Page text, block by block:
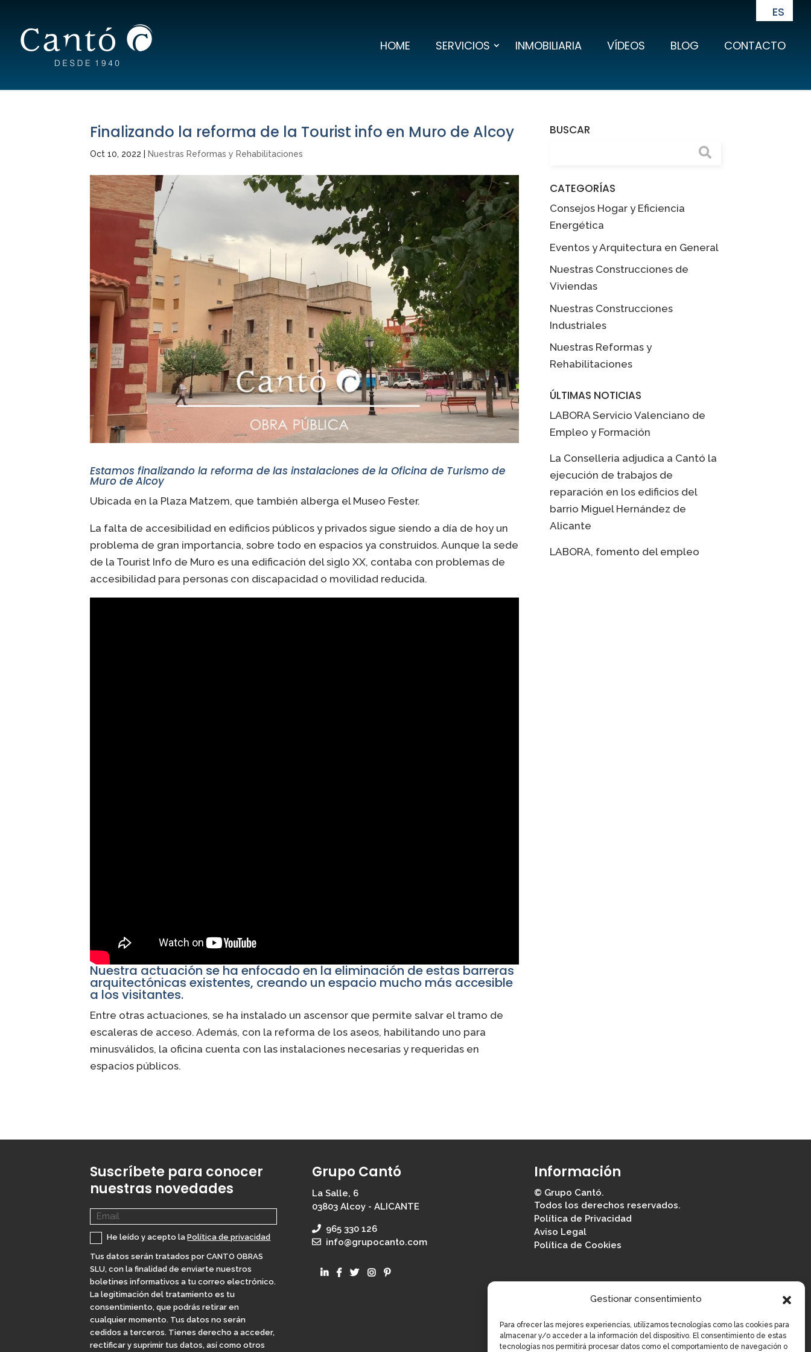
Gestionar consentimiento
Para ofrecer las mejores experiencias, utilizamos tecnologías como las cookies para
almacenar y/o acceder a la información del dispositivo. El consentimiento de estas
tecnologías nos permitirá procesar datos como el comportamiento de navegación o
ES
HOME SERVICIOS INMOBILIARIA VÍDEOS BLOG CONTACTO
Finalizando la reforma de la Tourist info en Muro de Alcoy
Oct 10, 2022 Nuestras Reformas y Rehabilitaciones
Estamos finalizando la reforma de las instalaciones de la Oficina de Turismo de
Muro de Alcoy
Ubicada en la Plaza Matzem, que también alberga el Museo Fester.
La falta de accesibilidad en edificios públicos y privados sigue siendo a día de hoy un
problema de gran importancia, sobre todo en espacios ya construidos. Aunque la sede
de la Tourist Info de Muro es una edificación del siglo XX, contaba con problemas de
accesibilidad para personas con discapacidad o movilidad reducida.
Nuestra actuación se ha enfocado en la eliminación de estas barreras
arquitectónicas existentes, creando un espacio mucho más accesible
a los visitantes.
Entre otras actuaciones, se ha instalado un ascensor que permite salvar el tramo de
escaleras de acceso. Además, con la reforma de los aseos, habilitando uno para
minusválidos, la oficina cuenta con las instalaciones necesarias y requeridas en
espacios públicos.
BUSCAR
CATEGORÍAS
Consejos Hogar y Eficiencia
Energética
Eventos y Arquitectura en General
Nuestras Construcciones de
Viviendas
Nuestras Construcciones
Industriales
Nuestras Reformas y
Rehabilitaciones
ÚLTIMAS NOTICIAS
LABORA Servicio Valenciano de
Empleo y Formación
La Conselleria adjudica a Cantó la
ejecución de trabajos de
reparación en los edificios del
barrio Miguel Hernández de
Alicante
LABORA, fomento del empleo
Suscríbete para conocer
nuestras novedades
He leído y acepto laPolítica de privacidad
Tus datos serán tratados por CANTO OBRAS
SLU, con la finalidad de enviarte nuestros
boletines informativos a tu correo electrónico.
La legitimación del tratamiento es tu
consentimiento, que podrás retirar en
cualquier momento. Tus datos no serán
cedidos a terceros. Tienes derecho a acceder,
rectificar y suprimir tus datos, así como otros
Grupo Cantó
La Salle, 6
03803 Alcoy - ALICANTE
965 330 126
info@grupocanto.com
Información
© Grupo Cantó.
Todos los derechos reservados.
Política de Privacidad
Aviso Legal
Política de Cookies